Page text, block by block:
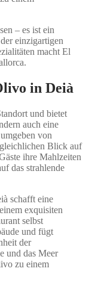
– es ist ein
einzigartigen
macht El
in Deià
und bietet
auch eine
von
Blick auf
ihre Mahlzeiten
das strahlende
schafft eine
exquisiten
selbst
und fügt
der
und das Meer
zu einem